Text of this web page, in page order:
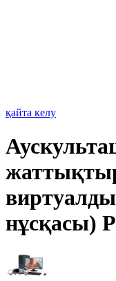
қайта келу
нұсқасы)